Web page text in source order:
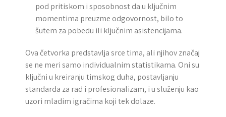
pod pritiskom i sposobnost da u ključnim
momentima preuzme odgovornost, bilo to
šutem za pobedu ili ključnim asistencijama.
Ova četvorka predstavlja srce tima, ali njihov značaj
se ne meri samo individualnim statistikama. Oni su
ključni u kreiranju timskog duha, postavljanju
standarda za rad i profesionalizam, i u služenju kao
uzori mladim igračima koji tek dolaze.